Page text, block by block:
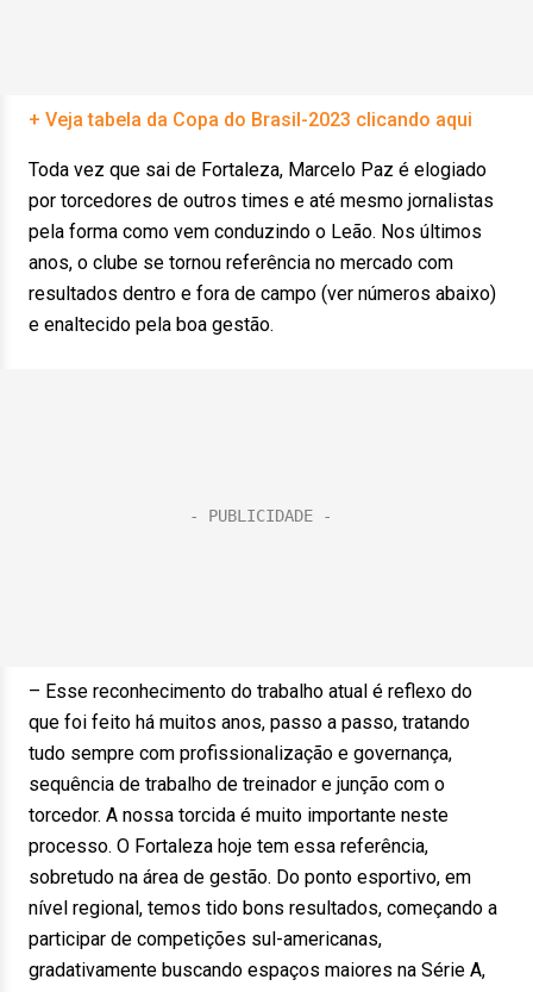
+ Veja tabela da Copa do Brasil-2023 clicando aqui
Toda vez que sai de Fortaleza, Marcelo Paz é elogiado
por torcedores de outros times e até mesmo jornalistas
pela forma como vem conduzindo o Leão. Nos últimos
anos, o clube se tornou referência no mercado com
resultados dentro e fora de campo (ver números abaixo)
e enaltecido pela boa gestão.
– Esse reconhecimento do trabalho atual é reflexo do
que foi feito há muitos anos, passo a passo, tratando
tudo sempre com profissionalização e governança,
sequência de trabalho de treinador e junção com o
torcedor. A nossa torcida é muito importante neste
processo. O Fortaleza hoje tem essa referência,
sobretudo na área de gestão. Do ponto esportivo, em
nível regional, temos tido bons resultados, começando a
participar de competições sul-americanas,
gradativamente buscando espaços maiores na Série A,